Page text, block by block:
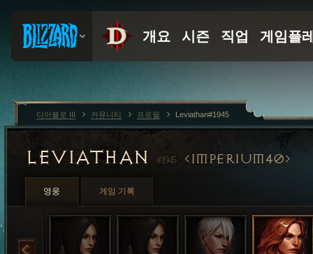
LEVIATHAN #1945 IMPERIUM40
영웅 게임 기록
디아블로 III 커뮤니티 프로필 Leviathan#1945